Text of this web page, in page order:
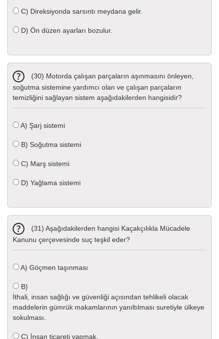
C) Direksiyonda sarsıntı meydana gelir.
D) Ön düzen ayarları bozulur.
(30) Motorda çalışan parçaların aşınmasını önleyen,
soğutma sistemine yardımcı olan ve çalışan parçaların
temizliğini sağlayan sistem aşağıdakilerden hangisidir?
A) Şarj sistemi
B) Soğutma sistemi
C) Marş sistemi
D) Yağlama sistemi
(31) Aşağıdakilerden hangisi Kaçakçılıkla Mücadele
Kanunu çerçevesinde suç teşkil eder?
A) Göçmen taşınması
B)
İthali, insan sağlığı ve güvenliği açısından tehlikeli olacak
maddelerin gümrük makamlarının yanıltılması suretiyle ülkeye
sokulması.
C) İnsan ticareti yapmak.